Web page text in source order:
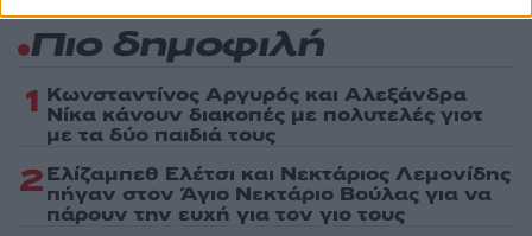
Πιο δημοφιλή
1 Κωνσταντίνος Αργυρός και Αλεξάνδρα
Νίκα κάνουν διακοπές με πολυτελές γιοτ
με τα δύο παιδιά τους
2Ελίζαμπεθ Ελέτσι και Νεκτάριος Λεμονίδης
πήγαν στον Άγιο Νεκτάριο Βούλας για να
πάρουν την ευχή για τον γιο τους